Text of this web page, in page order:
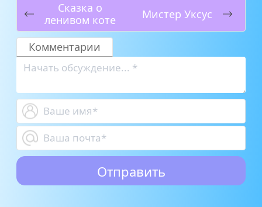
Сказка о
ленивом коте
Мистер Уксус
Комментарии